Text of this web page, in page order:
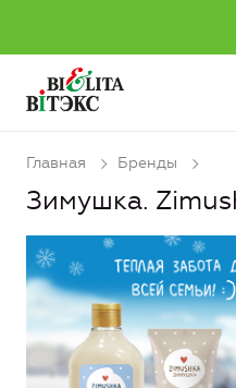
Главная Бренды
Зимушка.